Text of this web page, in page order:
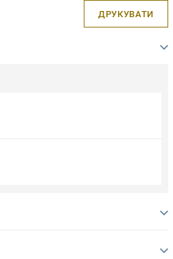
ДРУКУВАТИ